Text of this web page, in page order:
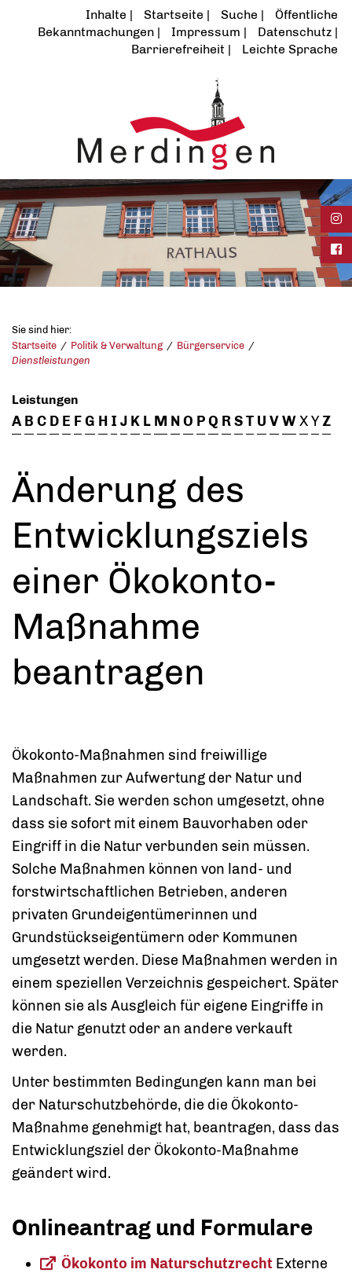
Inhalte Startseite Suche
Öffentliche
Bekanntmachungen
Impressum
Datenschutz
Barrierefreiheit
Leichte Sprache
Sie sind hier:
Startseite
Politik & Verwaltung
Bürgerservice
Dienstleistungen
Leistungen
A B C D E FG H I J K L M NO PQ RST U VWXYZ
Änderung des
Entwicklungsziels
einer Ökokonto-
Maßnahme
beantragen
Ökokonto-Maßnahmen sind freiwillige
Maßnahmen zur Aufwertung der Natur und
Landschaft. Sie werden schon umgesetzt, ohne
dass sie sofort mit einem Bauvorhaben oder
Eingriff in die Natur verbunden sein müssen.
Solche Maßnahmen können von land- und
forstwirtschaftlichen Betrieben, anderen
privaten Grundeigentümerinnen und
Grundstückseigentümern oder Kommunen
umgesetzt werden. Diese Maßnahmen werden in
einem speziellen Verzeichnis gespeichert. Später
können sie als Ausgleich für eigene Eingriffe in
die Natur genutzt oder an andere verkauft
werden.
Unter bestimmten Bedingungen kann man bei
der Naturschutzbehörde, die die Ökokonto-
Maßnahme genehmigt hat, beantragen, dass das
Entwicklungsziel der Ökokonto-Maßnahme
geändert wird.
Onlineantrag und Formulare
Ökokonto im Naturschutzrecht Externe